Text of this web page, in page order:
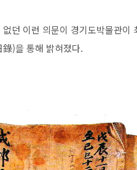
던 이런 의문이 경기도박물관
)을 통해 밝혀졌다.